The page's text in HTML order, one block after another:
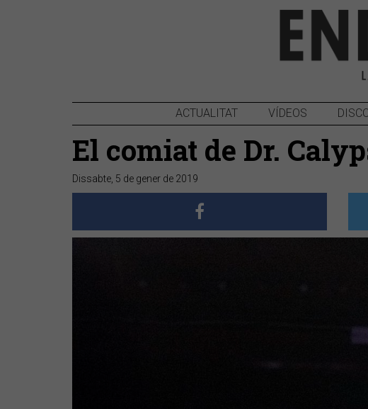
ACTUALITAT VÍDEOS
El comiat de Dr.
Dissabte, 5 de gener de 2019